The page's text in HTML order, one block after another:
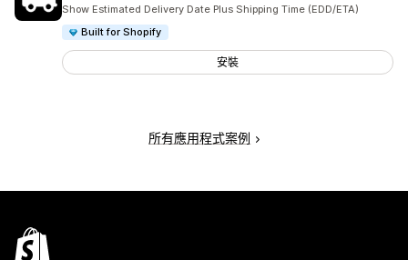
Show Estimated Delivery Date Plus Shipping Time (EDD/ETA)
Built for Shopify
安裝
所有應用程式案例